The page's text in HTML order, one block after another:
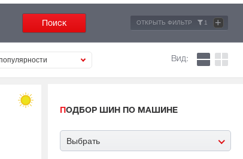
ОТКРЫТЬ ФИЛЬТР 1 +
Вид:
ПОДБОР ШИН ПО МАШИНЕ
Выбрать